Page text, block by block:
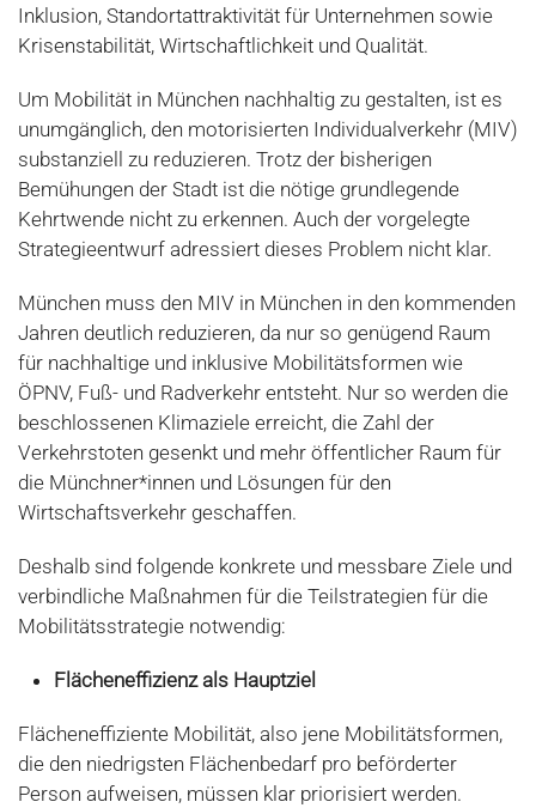
Inklusion, Standortattraktivität für Unternehmen sowie
Krisenstabilität, Wirtschaftlichkeit und Qualität.
Um Mobilität in München nachhaltig zu gestalten, ist es
unumgänglich, den motorisierten Individualverkehr (MIV)
substanziell zu reduzieren. Trotz der bisherigen
Bemühungen der Stadt ist die nötige grundlegende
Kehrtwende nicht zu erkennen. Auch der vorgelegte
Strategieentwurf adressiert dieses Problem nicht klar.
München muss den MIV in München in den kommenden
Jahren deutlich reduzieren, da nur so genügend Raum
für nachhaltige und inklusive Mobilitätsformen wie
ÖPNV, Fuß- und Radverkehr entsteht. Nur so werden die
beschlossenen Klimaziele erreicht, die Zahl der
Verkehrstoten gesenkt und mehr öffentlicher Raum für
die Münchner*innen und Lösungen für den
Wirtschaftsverkehr geschaffen.
Deshalb sind folgende konkrete und messbare Ziele und
verbindliche Maßnahmen für die Teilstrategien für die
Mobilitätsstrategie notwendig:
Flächeneffizienz als Hauptziel
Flächeneffiziente Mobilität, also jene Mobilitätsformen,
die den niedrigsten Flächenbedarf pro beförderter
Person aufweisen, müssen klar priorisiert werden.